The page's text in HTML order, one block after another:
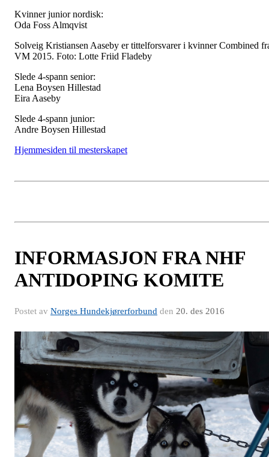
Kvinner junior nordisk:
Oda Foss Almqvist
Solveig Kristiansen Aaseby er tittelforsvarer i kvinner Combined
VM 2015. Foto: Lotte Friid Fladeby
Slede 4-spann senior:
Lena Boysen Hillestad
Eira Aaseby
Slede 4-spann junior:
Andre Boysen Hillestad
Hjemmesiden til mesterskapet
INFORMASJON FRA NHF
ANTIDOPING KOMITE
Postet av Norges Hundekjørerforbund den 20. des 2016